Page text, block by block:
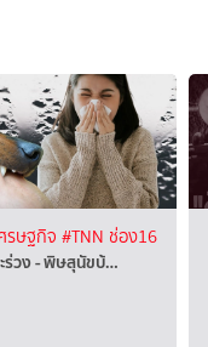
รษฐกิจ #TNN ช่อง16
ร่วง - พิษสุนัขบ้…